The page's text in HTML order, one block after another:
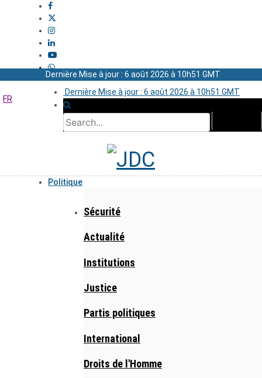
Dernière Mise à jour : 6 août 2026 à 10h51 GMT
Dernière Mise à jour : 6 août 2026 à 10h51 GMT
FR
Politique
Sécurité
Actualité
Institutions
Justice
Partis politiques
International
Droits de l'Homme